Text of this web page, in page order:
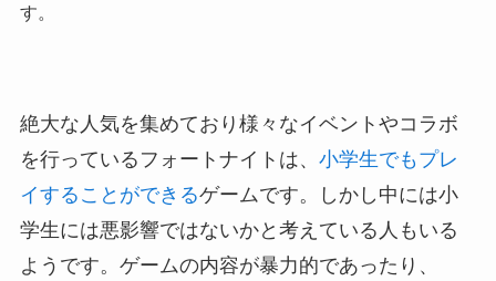
す。
絶大な人気を集めており様々なイベントやコラボ
を行っているフォートナイトは、 小学生でもプレ
イすることができるゲームです。しかし中には小
学生には悪影響ではないかと考えている人もいる
ようです。ゲームの内容が暴力的であったり、